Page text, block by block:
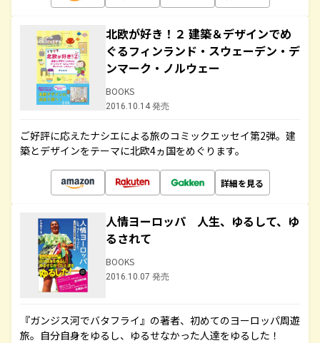
北欧が好き！２ 建築＆デザインでめ
ぐるフィンランド・スウェーデン・デ
ンマーク・ノルウェー
BOOKS
2016.10.14 発売
ご好評に応えたナシエによる旅のコミックエッセイ第2弾。建
築とデザインをテーマに北欧4ヵ国をめぐります。
詳細を見る
人情ヨーロッパ 人生、ゆるして、ゆ
るされて
BOOKS
2016.10.07 発売
『ガンジス河でバタフライ』の著者、初めてのヨーロッパ周遊
旅。自分自身をゆるし、ゆるせなかった人達をゆるした！